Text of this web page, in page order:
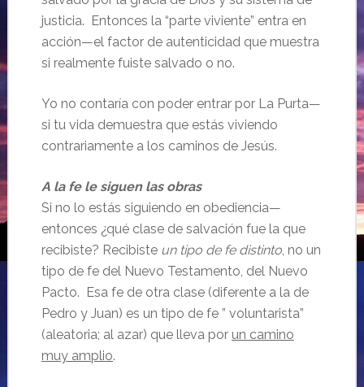
justicia. Entonces la “parte viviente” entra en
acción—el factor de autenticidad que muestra
si realmente fuiste salvado o no.
Yo no contaría con poder entrar por La Purta—
si tu vida demuestra que estás viviendo
contrariamente a los caminos de Jesús.
A la fe le siguen las obras
Si no lo estás siguiendo en obediencia—
entonces ¿qué clase de salvación fue la que
recibiste? Recibiste un tipo de fe distinto, no un
tipo de fe del Nuevo Testamento, del Nuevo
Pacto. Esa fe de otra clase (diferente a la de
Pedro y Juan) es un tipo de fe ” voluntarista”
(aleatoria; al azar) que lleva por un camino
muy amplio.